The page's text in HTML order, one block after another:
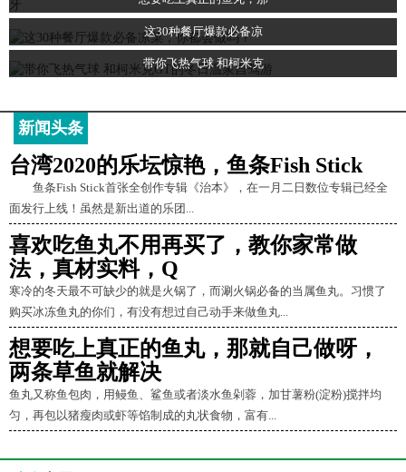
这30种餐厅爆款必备凉
带你飞热气球 和柯米克
新闻头条
台湾2020的乐坛惊艳，鱼条Fish Stick
鱼条Fish Stick首张全创作专辑《治本》，在一月二日数位专辑已经全
面发行上线！虽然是新出道的乐团...
喜欢吃鱼丸不用再买了，教你家常做
法，真材实料，Q
寒冷的冬天最不可缺少的就是火锅了，而涮火锅必备的当属鱼丸。习惯了
购买冰冻鱼丸的你们，有没有想过自己动手来做鱼丸...
想要吃上真正的鱼丸，那就自己做呀，
两条草鱼就解决
鱼丸又称鱼包肉，用鳗鱼、鲨鱼或者淡水鱼剁蓉，加甘薯粉(淀粉)搅拌均
匀，再包以猪瘦肉或虾等馅制成的丸状食物，富有...